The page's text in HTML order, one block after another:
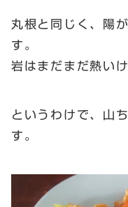
丸根と同じく、陽
す。
岩はまだまだ熱い
というわけで、山
す。